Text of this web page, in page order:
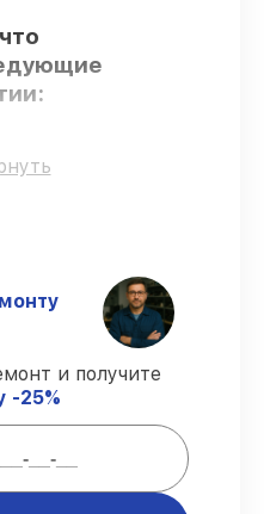
– для всех видов
аттестацию, что
мастерства.
вовремя
– починка
выполняется строго
после
и получите
-25%